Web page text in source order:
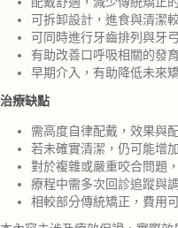
可拆卸設計，進食與清潔
可同時進行牙齒排列與牙
有助改善口呼吸相關的發
早期介入，有助降低未來
治療缺點
需高度自律配戴，效果與
若未確實清潔，仍可能增
對於複雜或嚴重咬合問題
療程中需多次回診追蹤與
相較部分傳統矯正，費用